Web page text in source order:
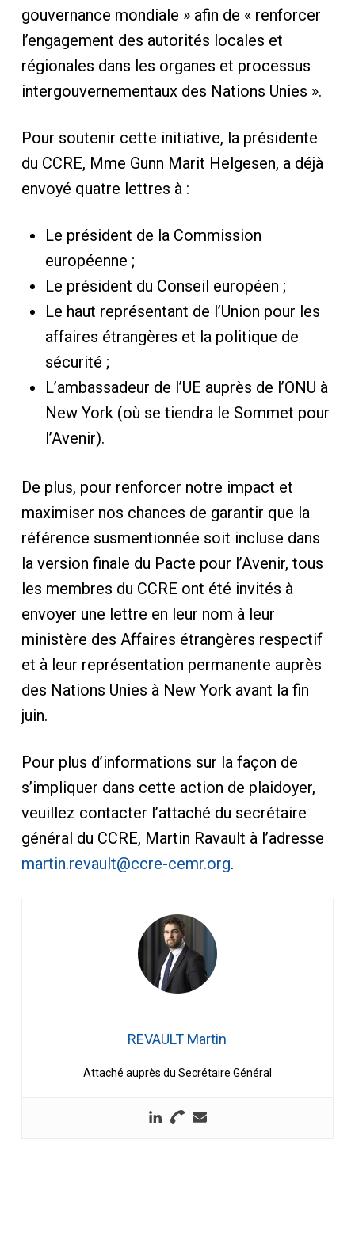
gouvernance mondiale » afin de « renforcer
l’engagement des autorités locales et
régionales dans les organes et processus
intergouvernementaux des Nations Unies ».
Pour soutenir cette initiative, la présidente
du CCRE, Mme Gunn Marit Helgesen, a déjà
envoyé quatre lettres à :
Le président de la Commission
européenne ;
Le président du Conseil européen ;
Le haut représentant de l’Union pour les
affaires étrangères et la politique de
sécurité ;
L’ambassadeur de l’UE auprès de l’ONU à
New York (où se tiendra le Sommet pour
l’Avenir).
De plus, pour renforcer notre impact et
maximiser nos chances de garantir que la
référence susmentionnée soit incluse dans
la version finale du Pacte pour l’Avenir, tous
les membres du CCRE ont été invités à
envoyer une lettre en leur nom à leur
ministère des Affaires étrangères respectif
et à leur représentation permanente auprès
des Nations Unies à New York avant la fin
juin.
Pour plus d’informations sur la façon de
s’impliquer dans cette action de plaidoyer,
veuillez contacter l’attaché du secrétaire
général du CCRE, Martin Ravault à l’adresse
martin.revault@ccre-cemr.org.
REVAULT Martin
Attaché auprès du Secrétaire Général